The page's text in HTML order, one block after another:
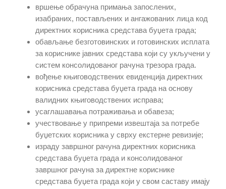
вршење обрачуна примања запослених,
изабраних, постављених и ангажованих лица код
директних корисника средстава буџета града;
обављање безготовинских и готовинских исплата
за кориснике јавних средстава који су укључени у
систем консолидованог рачуна трезора града.
вођење књиговодствених евиденција директних
корисника средстава буџета града на основу
валидних књиговодствених исправа;
усаглашавања потраживања и обавеза;
учествовање у припремиизвештаја за потребе
буџетских корисника у сврху екстерне ревизије;
израду завршног рачуна директних корисника
средстава буџета града и консолидованог
завршног рачуна за директне кориснике
средстава буџета града који у свом саставу имају